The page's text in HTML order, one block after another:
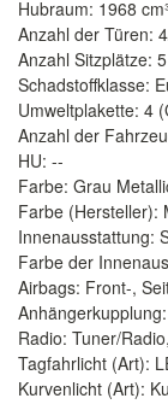
Hubraum: 1968
Anzahl der Türen:
Anzahl Sitzplätze: 5
Schadstoffklasse:
Umweltplakette: 4
Anzahl der
HU: --
Farbe: Grau
Farbe (Hersteller):
Innenausstattung:
Farbe der
Airbags: Front-,
Radio: Tuner/
Tagfahrlicht (Art):
Kurvenlicht (Art):